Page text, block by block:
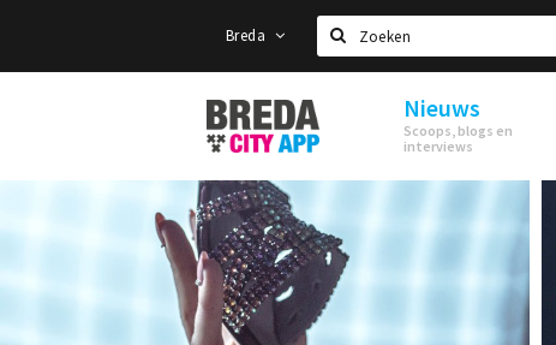
Breda
Zoeken
Stappen
&
Shoppen
Breda
Nieuws
Scoops, blogs en
interviews